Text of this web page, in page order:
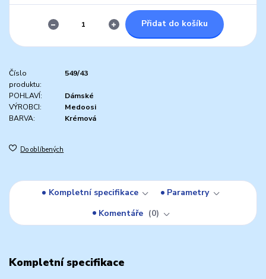
Přidat do košíku
Číslo
produktu:
549/43
POHLAVÍ:
Dámské
VÝROBCI:
Medoosi
BARVA:
Krémová
Do oblíbených
Kompletní specifikace
Parametry
Komentáře
0
Kompletní specifikace